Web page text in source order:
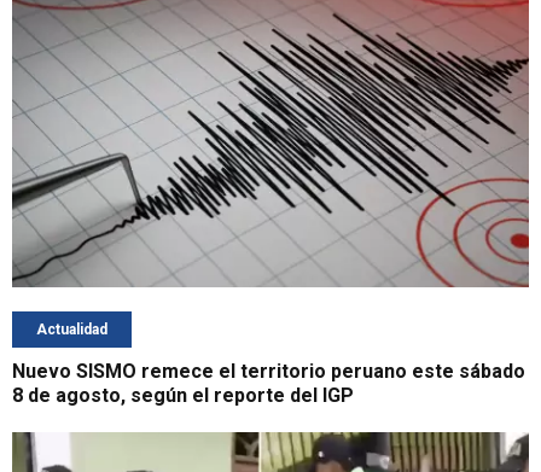
Actualidad
Nuevo SISMO remece el territorio peruano este sábado
8 de agosto, según el reporte del IGP